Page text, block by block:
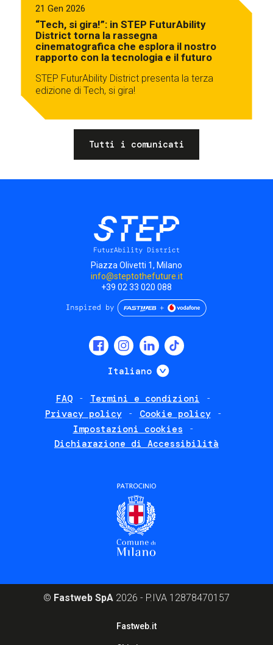
21 Gen 2026
“Tech, si gira!”: in STEP FuturAbility
District torna la rassegna
cinematografica che esplora il nostro
rapporto con la tecnologia e il futuro
STEP FuturAbility District presenta la terza
edizione di Tech, si gira!
Tutti i comunicati
Piazza Olivetti 1, Milano
info@steptothefuture.it
+39 02 33 020 088
Italiano Mostra ulteriori
FAQ
Termini e condizioni
Privacy policy
Cookie policy
Impostazioni cookies
Dichiarazione di Accessibilità
© Fastweb SpA 2026 - P.IVA 12878470157
Fastweb.it